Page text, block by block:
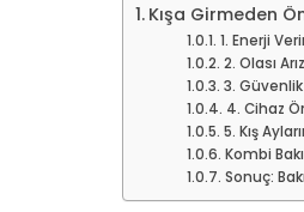
Kışa Girmeden
1. Enerji
2. Olası
3.
4. Cihaz
5. Kış
Kombi
Sonuç: